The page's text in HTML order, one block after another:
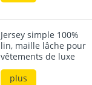
Jersey simple 100%
lin, maille lâche pour
vêtements de luxe
plus